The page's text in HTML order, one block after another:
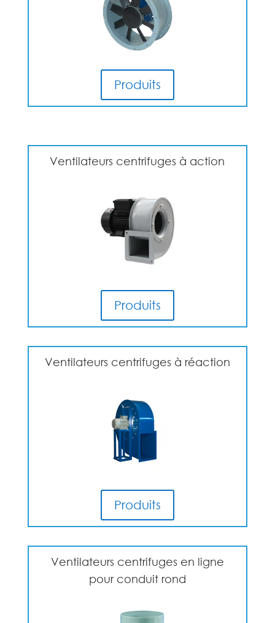
Produits
Ventilateurs centrifuges à action
Produits
Ventilateurs centrifuges à réaction
Produits
Ventilateurs centrifuges en ligne
pour conduit rond